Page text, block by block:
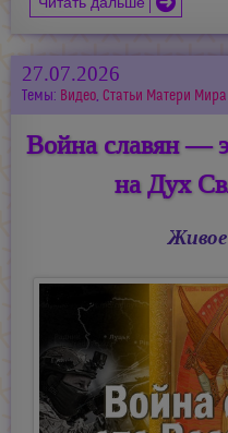
27.07.2026
Темы: Видео, Статьи Матери Мира
Война славян —
на Дух